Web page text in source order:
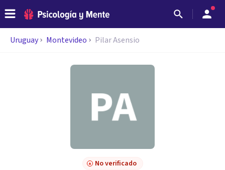
Uruguay Montevideo Pilar Asensio
No verificado